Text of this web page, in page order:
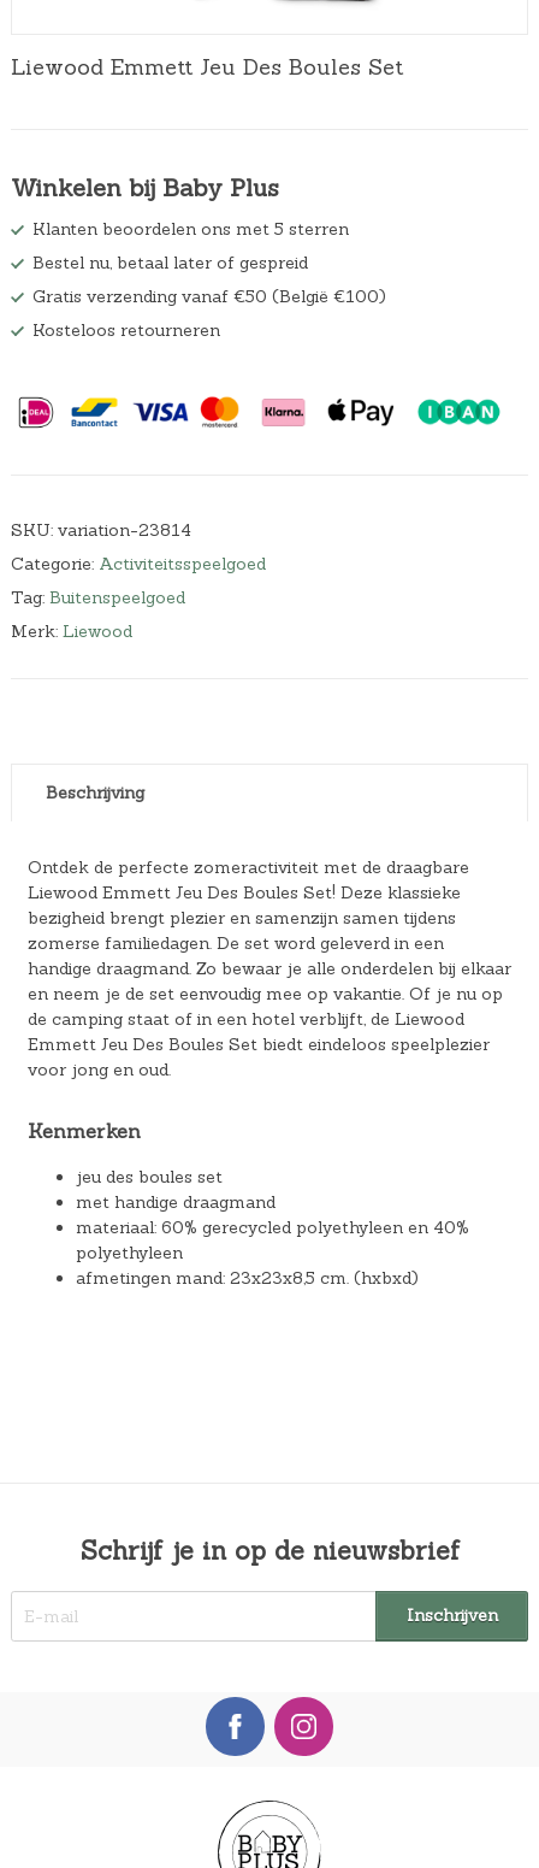
Liewood Emmett Jeu Des Boules Set
Winkelen bij Baby Plus
Klanten beoordelen ons met 5 sterren
Bestel nu, betaal later of gespreid
Gratis verzending vanaf €50 (België €100)
Kosteloos retourneren
SKU: variation-23814
Categorie: Activiteitsspeelgoed
Tag: Buitenspeelgoed
Merk: Liewood
Beschrijving
Ontdek de perfecte zomeractiviteit met de draagbare
Liewood Emmett Jeu Des Boules Set! Deze klassieke
bezigheid brengt plezier en samenzijn samen tijdens
zomerse familiedagen. De set word geleverd in een
handige draagmand. Zo bewaar je alle onderdelen bij elkaar
en neem je de set eenvoudig mee op vakantie. Of je nu op
de camping staat of in een hotel verblijft, de Liewood
Emmett Jeu Des Boules Set biedt eindeloos speelplezier
voor jong en oud.
Kenmerken
jeu des boules set
met handige draagmand
materiaal: 60% gerecycled polyethyleen en 40%
polyethyleen
afmetingen mand: 23x23x8,5 cm. (hxbxd)
Schrijf je in op de nieuwsbrief